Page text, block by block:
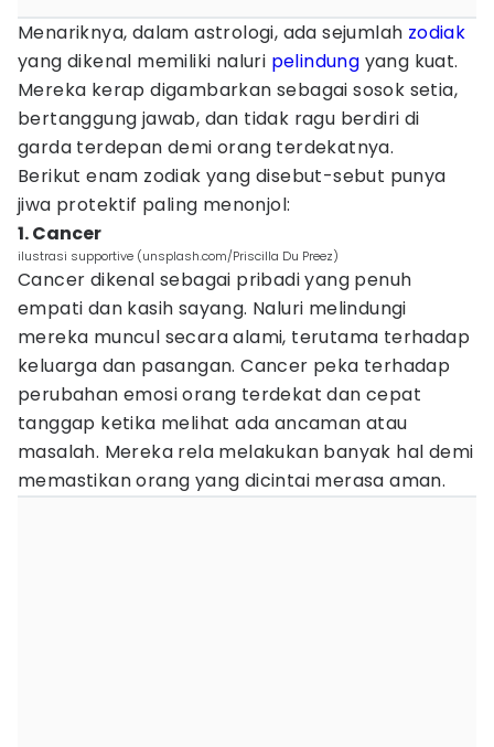
Menariknya, dalam astrologi, ada sejumlah zodiak
yang dikenal memiliki naluri pelindung yang kuat.
Mereka kerap digambarkan sebagai sosok setia,
bertanggung jawab, dan tidak ragu berdiri di
garda terdepan demi orang terdekatnya.
Berikut enam zodiak yang disebut-sebut punya
jiwa protektif paling menonjol:
1. Cancer
ilustrasi supportive (unsplash.com/Priscilla Du Preez)
Cancer dikenal sebagai pribadi yang penuh
empati dan kasih sayang. Naluri melindungi
mereka muncul secara alami, terutama terhadap
keluarga dan pasangan. Cancer peka terhadap
perubahan emosi orang terdekat dan cepat
tanggap ketika melihat ada ancaman atau
masalah. Mereka rela melakukan banyak hal demi
memastikan orang yang dicintai merasa aman.